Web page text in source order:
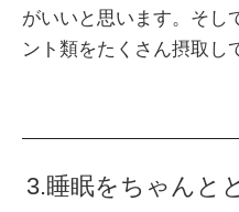
がいいと思います。そし
ント類をたくさん摂取し
3.睡眠をちゃんと